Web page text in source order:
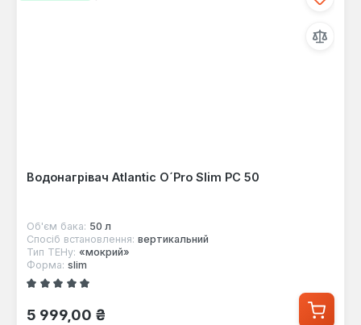
Водонагрівач Atlantic O´Pro Slim PC 50
Об'єм бака: 50 л
Спосіб встановлення: вертикальний
Тип ТЕНу: «мокрий»
Форма: slim
Середня оцінка 5 з 5 зірок
Звичайна ціна:
5 999,00 ₴